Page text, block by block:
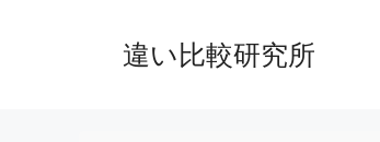
違い比較研究所